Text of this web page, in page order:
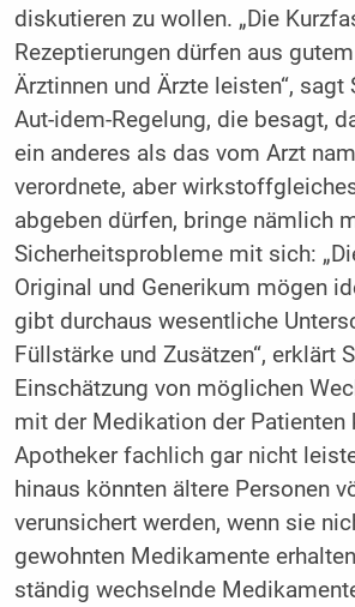
diskutieren zu wollen. „Die
Rezeptierungen dürfen aus
Ärztinnen und Ärzte leisten“, sagt
Aut-idem-Regelung, die besagt,
ein anderes als das vom Arzt
verordnete, aber
abgeben dürfen, bringe nämlich
Sicherheitsprobleme mit sich:
Original und Generikum mögen
gibt durchaus wesentliche
Füllstärke und Zusätzen“, erklärt
Einschätzung von möglichen
mit der Medikation der Patienten
Apotheker fachlich gar nicht
hinaus könnten ältere Personen
verunsichert werden, wenn sie
gewohnten Medikamente
ständig wechselnde